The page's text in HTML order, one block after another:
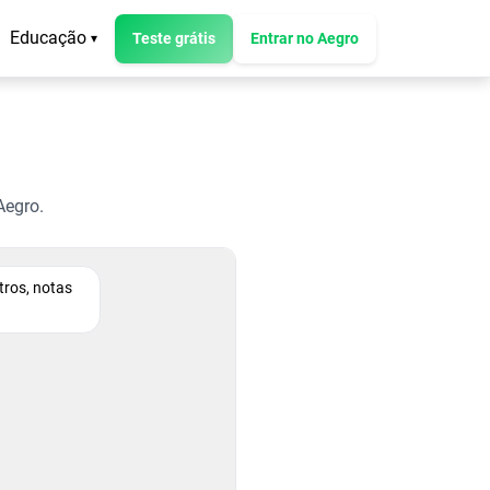
Educação ▾ Teste grátis Entrar no Aegro
notas